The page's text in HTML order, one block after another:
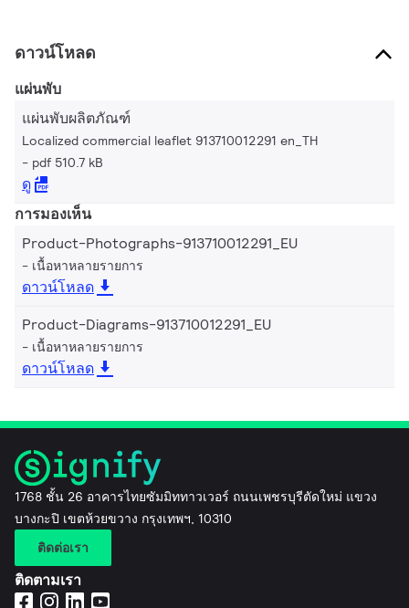
ดาวน์โหลด
แผ่นพับ
แผ่นพับผลิตภัณฑ์
Localized commercial leaflet 913710012291 en_TH
pdf 510.7 kB
ดู
การมองเห็น
Product-Photographs-913710012291_EU
เนื้อหาหลายรายการ
ดาวน์โหลด
Product-Diagrams-913710012291_EU
เนื้อหาหลายรายการ
ดาวน์โหลด
1768 ชั้น 26 อาคารไทยซัมมิททาวเวอร์ ถนนเพชรบุรีตัดใหม่ แขวง
บางกะปิ เขตห้วยขวาง กรุงเทพฯ, 10310
ติดต่อเรา
ติดตามเรา